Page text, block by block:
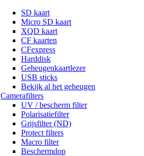
SD kaart
Micro SD kaart
XQD kaart
CF kaarten
CFexpress
Harddisk
Geheugenkaartlezer
USB sticks
Bekijk al het geheugen
Camerafilters
UV / bescherm filter
Polarisatiefilter
Grijsfilter (ND)
Protect filters
Macro filter
Beschermdop